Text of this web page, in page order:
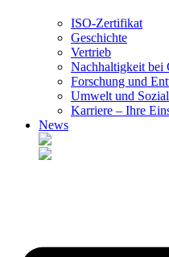
ISO-Zertifikat
Geschichte
Vertrieb
Nachhaltigkeit bei
Forschung und
Umwelt und
Karriere – Ihre
News